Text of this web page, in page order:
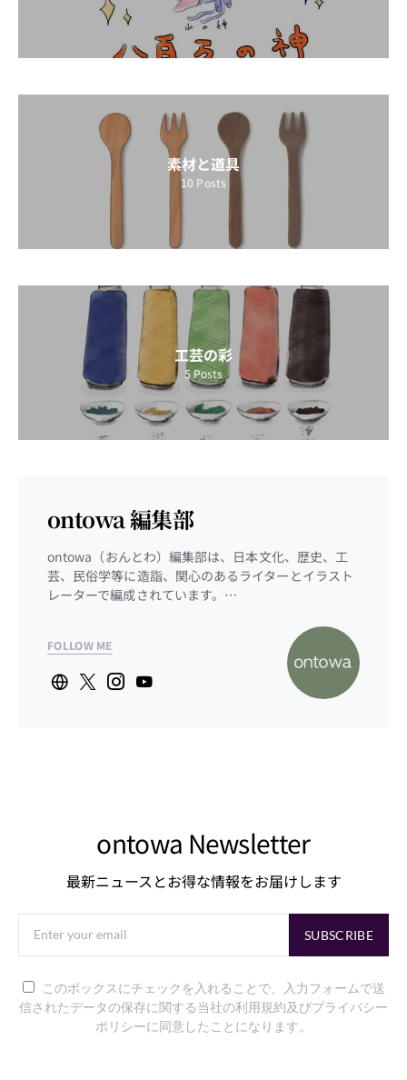
素材と道具
10 Posts
工芸の彩
5 Posts
ontowa 編集部
ontowa（おんとわ）編集部は、日本文化、歴史、工
芸、民俗学等に造詣、関心のあるライターとイラスト
レーターで編成されています。…
FOLLOW ME
ontowa Newsletter
最新ニュースとお得な情報をお届けします
SUBSCRIBE
このボックスにチェックを入れることで、入力フォームで送
信されたデータの保存に関する当社の利用規約及びプライバシー
ポリシーに同意したことになります。